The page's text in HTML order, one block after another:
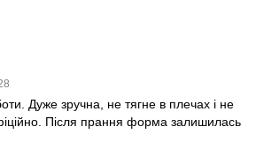
Дуже зручна, не тягне в плечах і не
Після прання форма залишилась